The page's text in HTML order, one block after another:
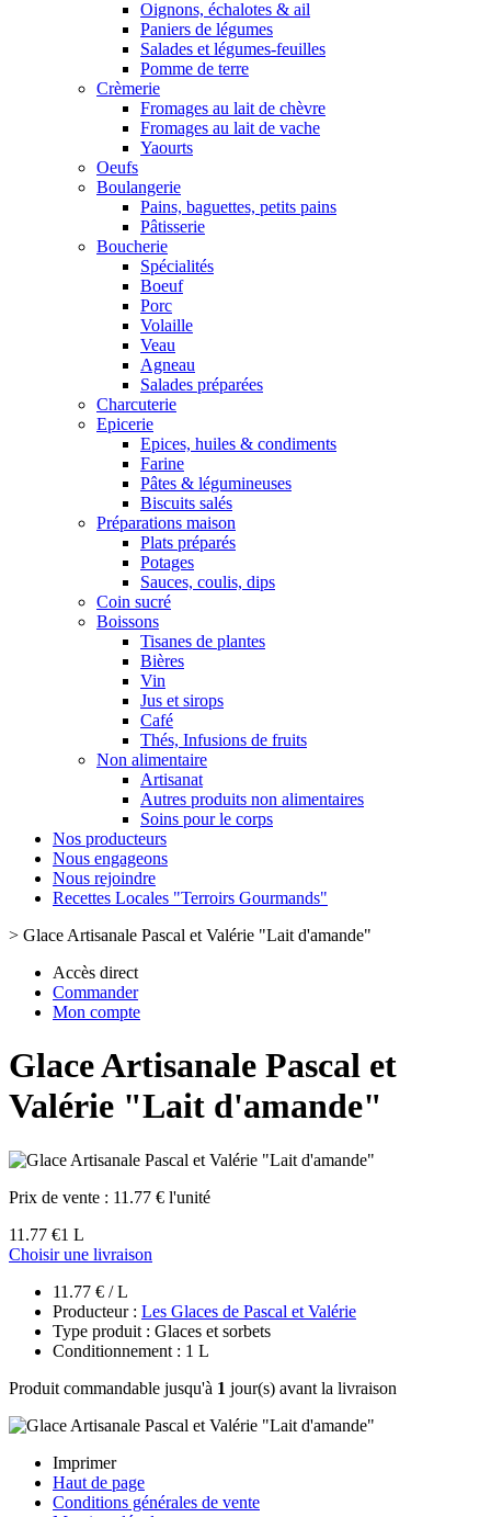
Oignons, échalotes & ail
Paniers de légumes
Salades et légumes-feuilles
Pomme de terre
Crèmerie
Fromages au lait de chèvre
Fromages au lait de vache
Yaourts
Oeufs
Boulangerie
Pains, baguettes, petits pains
Pâtisserie
Boucherie
Spécialités
Boeuf
Porc
Volaille
Veau
Agneau
Salades préparées
Charcuterie
Epicerie
Epices, huiles & condiments
Farine
Pâtes & légumineuses
Biscuits salés
Préparations maison
Plats préparés
Potages
Sauces, coulis, dips
Coin sucré
Boissons
Tisanes de plantes
Bières
Vin
Jus et sirops
Café
Thés, Infusions de fruits
Non alimentaire
Artisanat
Autres produits non alimentaires
Soins pour le corps
Nos producteurs
Nous engageons
Nous rejoindre
Recettes Locales "Terroirs Gourmands"
> Glace Artisanale Pascal et Valérie "Lait d'amande"
Accès direct
Commander
Mon compte
Glace Artisanale Pascal et
Valérie "Lait d'amande"
Prix de vente : 11.77 € l'unité
11.77 €1 L
Choisir une livraison
11.77 € / L
Producteur : Les Glaces de Pascal et Valérie
Type produit : Glaces et sorbets
Conditionnement : 1 L
Produit commandable jusqu'à 1 jour(s) avant la livraison
Imprimer
Haut de page
Conditions générales de vente